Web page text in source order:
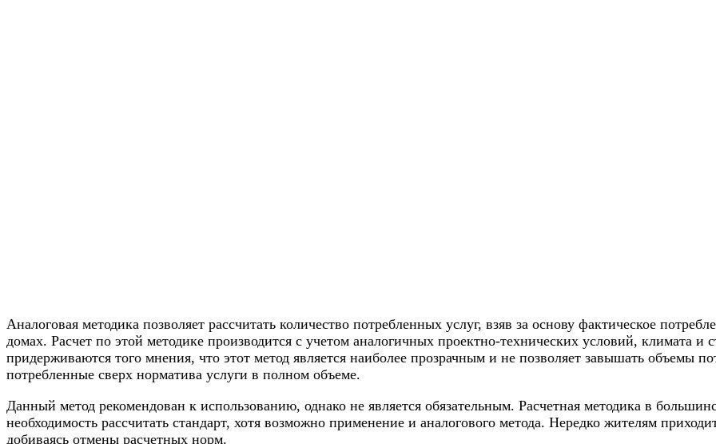
Аналоговая методика позволяет рассчитать количество потребленных услуг, взяв за основу фактическое
домах. Расчет по этой методике производится с учетом аналогичных проектно-технических условий, климата и
придерживаются того мнения, что этот метод является наиболее прозрачным и не позволяет завышать объемы
потребленные сверх норматива услуги в полном объеме.
Данный метод рекомендован к использованию, однако не является обязательным. Расчетная методика в
необходимость рассчитать стандарт, хотя возможно применение и аналогового метода. Нередко жителям
добиваясь отмены расчетных норм.